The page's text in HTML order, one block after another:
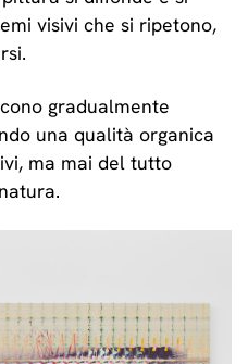
visivi che si ripetono,
gradualmente
una qualità organica
ma mai del tutto